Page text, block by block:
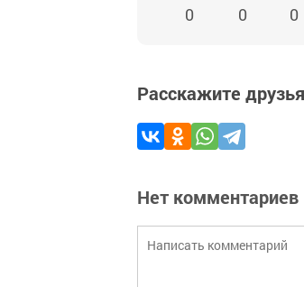
0 0 0
Расскажите
Нет комментариев